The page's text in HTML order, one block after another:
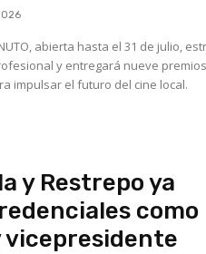
abierta hasta el 31 de julio,
y entregará nueve
impulsar el futuro del cine local.
y Restrepo ya
como
vicepresidente